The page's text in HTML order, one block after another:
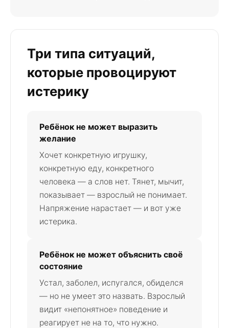
Три типа ситуаций,
которые провоцируют
истерику
Ребёнок не может выразить
желание
Хочет конкретную игрушку,
конкретную еду, конкретного
человека — а слов нет. Тянет, мычит,
показывает — взрослый не понимает.
Напряжение нарастает — и вот уже
истерика.
Ребёнок не может объяснить своё
состояние
Устал, заболел, испугался, обиделся
— но не умеет это назвать. Взрослый
видит «непонятное» поведение и
реагирует не на то, что нужно.